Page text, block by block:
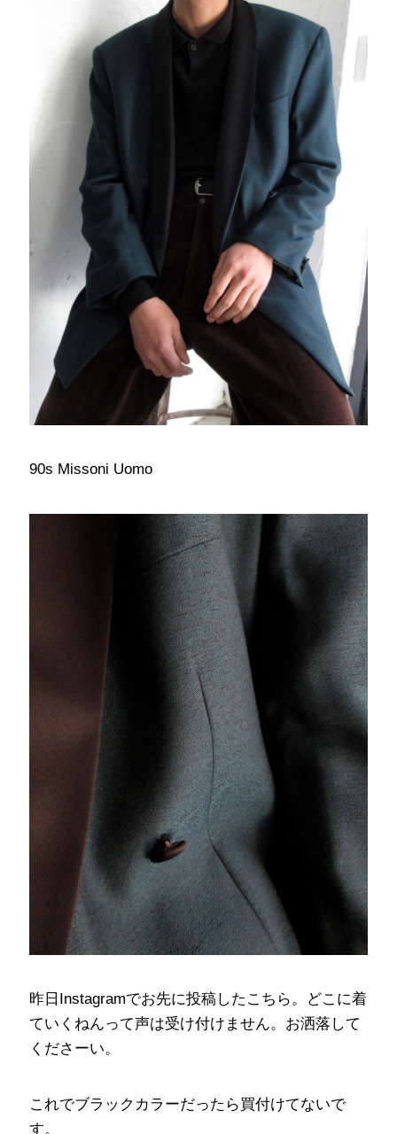
90s Missoni Uomo
昨日Instagramでお先に投稿したこちら。どこに着
ていくねんって声は受け付けません。お洒落して
くださーい。
これでブラックカラーだったら買付けてないで
す。